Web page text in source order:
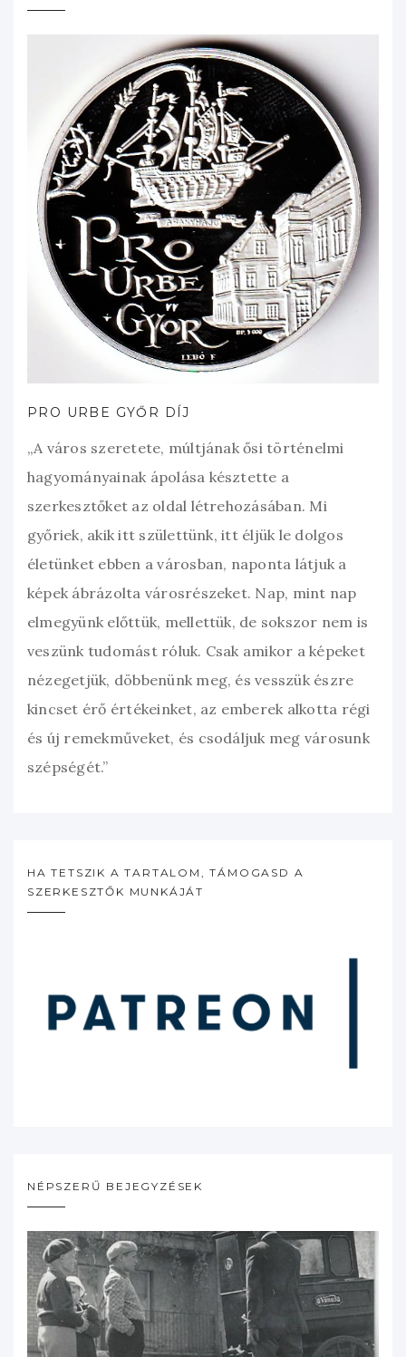
PRO URBE GYŐR DÍJ
„A város szeretete, múltjának ősi történelmi
hagyományainak ápolása késztette a
szerkesztőket az oldal létrehozásában. Mi
győriek, akik itt születtünk, itt éljük le dolgos
életünket ebben a városban, naponta látjuk a
képek ábrázolta városrészeket. Nap, mint nap
elmegyünk előttük, mellettük, de sokszor nem is
veszünk tudomást róluk. Csak amikor a képeket
nézegetjük, döbbenünk meg, és vesszük észre
kincset érő értékeinket, az emberek alkotta régi
és új remekműveket, és csodáljuk meg városunk
szépségét.”
HA TETSZIK A TARTALOM, TÁMOGASD A
SZERKESZTŐK MUNKÁJÁT
NÉPSZERŰ BEJEGYZÉSEK